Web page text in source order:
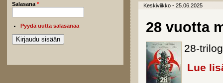
Salasana *
Pyydä uutta salasanaa
Keskiviikko - 25.06.2025
28 vuotta
28-
Lue